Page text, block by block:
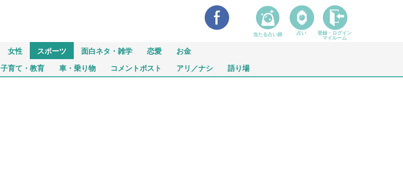
女性 スポーツ 面白ネタ・雑学 恋愛 お金
子育て・教育 車・乗り物 コメントポスト アリ／ナシ 語り場
当たる占い師 占い
登録・ログイン
マイルーム